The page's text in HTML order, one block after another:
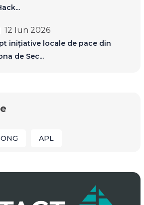
12 Iun 2026
inițiative locale de pace din
de Sec...
ONG APL